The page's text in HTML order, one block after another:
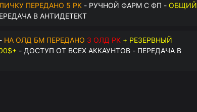
ПЕРЕДАНО 5 РК - РУЧНОЙ ФАРМ С ФП - ОБЩИЙ
В АНТИДЕТЕКТ
НА ОЛД БМ ПЕРЕДАНО 3 ОЛД РК + РЕЗЕРВНЫЙ
- ДОСТУП ОТ ВСЕХ АККАУНТОВ - ПЕРЕДАЧА В